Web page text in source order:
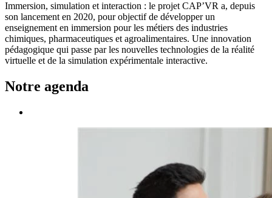
Immersion, simulation et interaction : le projet CAP’VR a, depuis
son lancement en 2020, pour objectif de développer un
enseignement en immersion pour les métiers des industries
chimiques, pharmaceutiques et agroalimentaires. Une innovation
pédagogique qui passe par les nouvelles technologies de la réalité
virtuelle et de la simulation expérimentale interactive.
Notre agenda